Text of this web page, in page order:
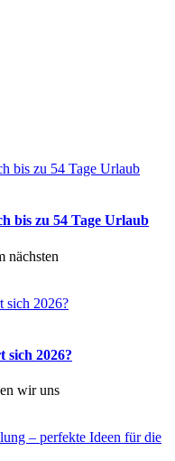
bis zu 54 Tage Urlaub
nächsten
sich 2026?
wir uns